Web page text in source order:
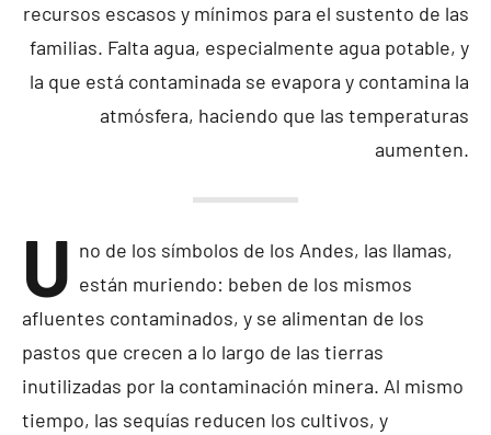
recursos escasos y mínimos para el sustento de las
familias. Falta agua, especialmente agua potable, y
la que está contaminada se evapora y contamina la
atmósfera, haciendo que las temperaturas
aumenten.
U no de los símbolos de los Andes, las llamas,
están muriendo: beben de los mismos
afluentes contaminados, y se alimentan de los
pastos que crecen a lo largo de las tierras
inutilizadas por la contaminación minera. Al mismo
tiempo, las sequías reducen los cultivos, y